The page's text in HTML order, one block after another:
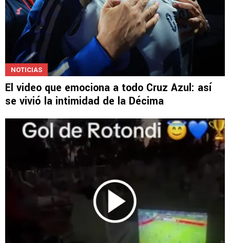
NOTICIAS
El video que emociona a todo Cruz Azul: así
se vivió la intimidad de la Décima